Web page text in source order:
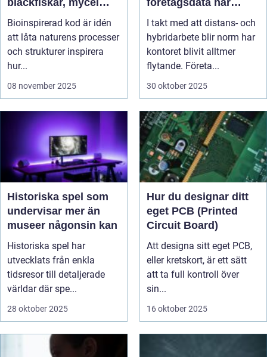
bläckfiskar, mycel
och mossa när vi
bygger nya system
Bioinspirerad kod är idén
att låta naturens processer
och strukturer inspirera
hur...
08 november 2025
företagsdata när
kontoret är överallt
I takt med att distans- och
hybridarbete blir norm har
kontoret blivit alltmer
flytande. Företa...
30 oktober 2025
Historiska spel som
undervisar mer än
museer någonsin kan
Historiska spel har
utvecklats från enkla
tidsresor till detaljerade
världar där spe...
28 oktober 2025
Hur du designar ditt
eget PCB (Printed
Circuit Board)
Att designa sitt eget PCB,
eller kretskort, är ett sätt
att ta full kontroll över
sin...
16 oktober 2025